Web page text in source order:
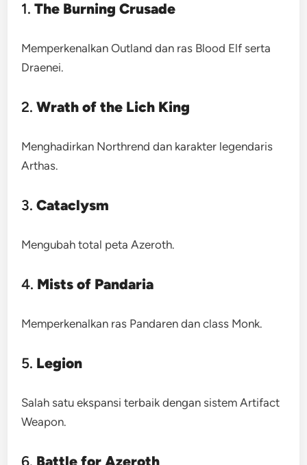
1.The Burning Crusade
Memperkenalkan Outland dan ras Blood Elf serta
Draenei.
2.Wrath of the Lich King
Menghadirkan Northrend dan karakter legendaris
Arthas.
3.Cataclysm
Mengubah total peta Azeroth.
4. Mists of Pandaria
Memperkenalkan ras Pandaren dan class Monk.
5. Legion
Salah satu ekspansi terbaik dengan sistem Artifact
Weapon.
6. Battle for Azeroth